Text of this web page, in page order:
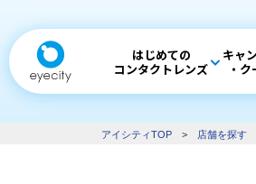
はじめての
コンタクトレンズ
キャ
・
アイシティTOP > 店舗を探す